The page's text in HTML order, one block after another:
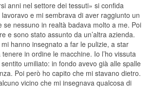
anni nel settore dei tessuti» si confida
e mi sembrava di aver raggiunto un
se nessuno in realtà badava molto a me. Poi
e sono stato assunto da un’altra azienda.
hanno insegnato a far le pulizie, a star
in ordine le macchine. Io l’ho vissuta
umiliato: in fondo avevo già alle spalle
Poi però ho capito che mi stavano dietro.
vicino che mi insegnava qualcosa di